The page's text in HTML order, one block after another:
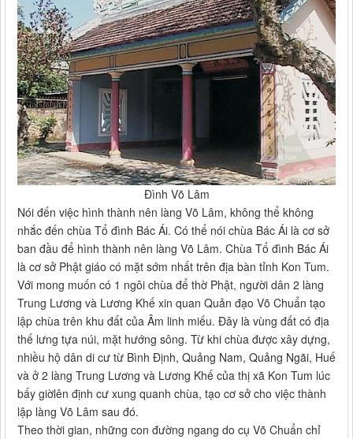
Đình Võ Lâm
Nói đến việc hình thành nên làng Võ Lâm, không thể không
nhắc đến chùa Tổ đình Bác Ái. Có thể nói chùa Bác Ái là cơ sở
ban đầu để hình thành nên làng Võ Lâm. Chùa Tổ đình Bác Ái
là cơ sở Phật giáo có mặt sớm nhất trên địa bàn tỉnh Kon Tum.
Với mong muốn có 1 ngôi chùa để thờ Phật, người dân 2 làng
Trung Lương và Lương Khế xin quan Quản đạo Võ Chuẩn tạo
lập chùa trên khu đất của Âm linh miếu. Đây là vùng đất có địa
thế lưng tựa núi, mặt hướng sông. Từ khi chùa được xây dựng,
nhiều hộ dân di cư từ Bình Định, Quảng Nam, Quảng Ngãi, Huế
và ở 2 làng Trung Lương và Lương Khế của thị xã Kon Tum lúc
bấy giờlên định cư xung quanh chùa, tạo cơ sở cho việc thành
lập làng Võ Lâm sau đó.
Theo thời gian, những con đường ngang do cụ Võ Chuẩn chỉ